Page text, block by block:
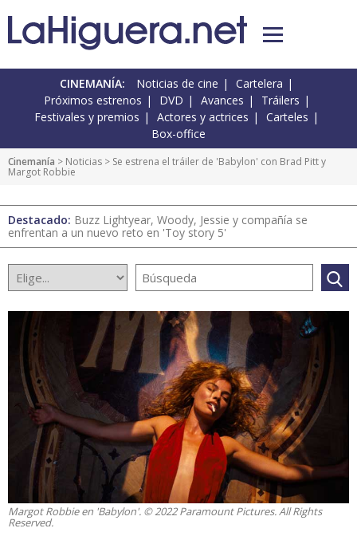
CINEMANÍA: Noticias de cine
Cartelera
Próximos estrenos
DVD Avances
Tráilers
Festivales y premios
Actores y actrices
Carteles
Box-office
Cinemanía > Noticias > Se estrena el tráiler de 'Babylon' con Brad Pitt y
Margot Robbie
Destacado: Buzz Lightyear, Woody, Jessie y compañía se
enfrentan a un nuevo reto en 'Toy story 5'
Margot Robbie en 'Babylon'. © 2022 Paramount Pictures. All Rights
Reserved.